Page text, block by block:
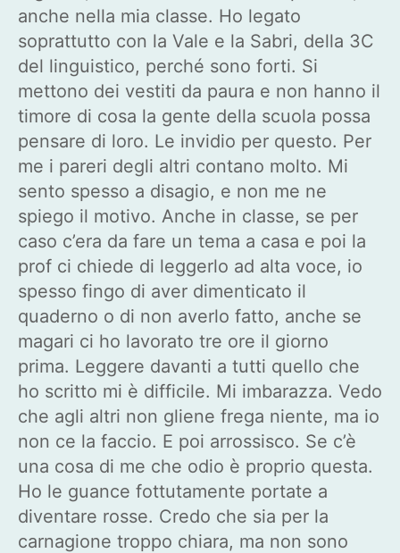
anche nella mia classe. Ho legato
soprattutto con la Vale e la Sabri, della 3C
del linguistico, perché sono forti. Si
mettono dei vestiti da paura e non hanno il
timore di cosa la gente della scuola possa
pensare di loro. Le invidio per questo. Per
me i pareri degli altri contano molto. Mi
sento spesso a disagio, e non me ne
spiego il motivo. Anche in classe, se per
caso c’era da fare un tema a casa e poi la
prof ci chiede di leggerlo ad alta voce, io
spesso fingo di aver dimenticato il
quaderno o di non averlo fatto, anche se
magari ci ho lavorato tre ore il giorno
prima. Leggere davanti a tutti quello che
ho scritto mi è difficile. Mi imbarazza. Vedo
che agli altri non gliene frega niente, ma io
non ce la faccio. E poi arrossisco. Se c’è
una cosa di me che odio è proprio questa.
Ho le guance fottutamente portate a
diventare rosse. Credo che sia per la
carnagione troppo chiara, ma non sono